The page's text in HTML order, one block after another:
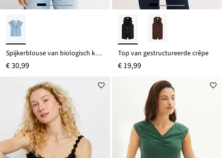
Spijkerblouse van biologisch katoen
€ 30,99
Top van gestructureerde crêpe
€ 19,99